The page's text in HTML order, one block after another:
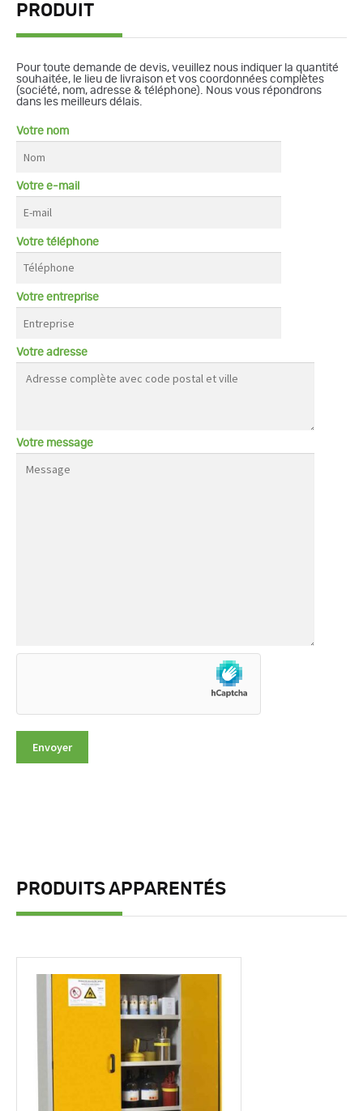
PRODUIT
Pour toute demande de devis, veuillez nous indiquer la quantité
souhaitée, le lieu de livraison et vos coordonnées complètes
(société, nom, adresse & téléphone). Nous vous répondrons
dans les meilleurs délais.
Votre nom
Votre e-mail
Votre téléphone
Votre entreprise
Votre adresse
Votre message
PRODUITS APPARENTÉS